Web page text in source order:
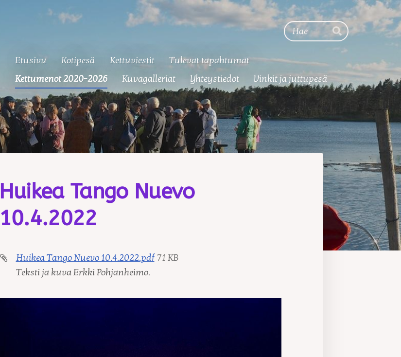
Haku
Hae
Etusivu Kotipesä Kettuviestit
Tulevat tapahtumat
Kettumenot 2020-2026
Kuvagalleriat Yhteystiedot Vinkit ja juttupesä
Huikea Tango Nuevo
10.4.2022
Huikea Tango Nuevo 10.4.2022.pdf 71 KB
Teksti ja kuva Erkki Pohjanheimo.